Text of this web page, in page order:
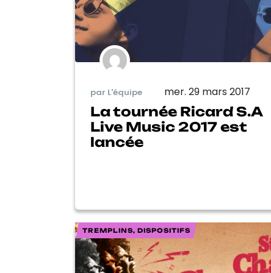
par L'équipe mer. 29 mars 2017
La tournée Ricard S.A
Live Music 2017 est
lancée
TREMPLINS, DISPOSITIFS